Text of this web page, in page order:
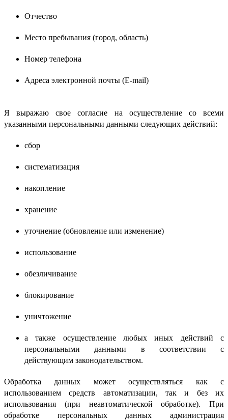
Отчество
Место пребывания (город, область)
Номер телефона
Адреса электронной почты (E-mail)
Я выражаю свое согласие на осуществление со всеми
указанными персональными данными следующих действий:
сбор
систематизация
накопление
хранение
уточнение (обновление или изменение)
использование
обезличивание
блокирование
уничтожение
а также осуществление любых иных действий с
персональными данными в соответствии с
действующим законодательством.
Обработка данных может осуществляться как с
использованием средств автоматизации, так и без их
использования (при неавтоматической обработке). При
обработке персональных данных администрация